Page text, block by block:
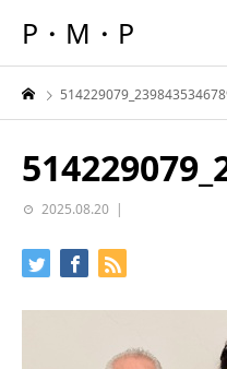
P・M・P
2025.08.20